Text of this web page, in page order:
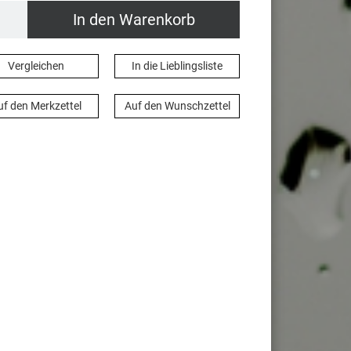
In den Warenkorb
Vergleichen In die Lieblingsliste
den Merkzettel Auf den Wunschzettel